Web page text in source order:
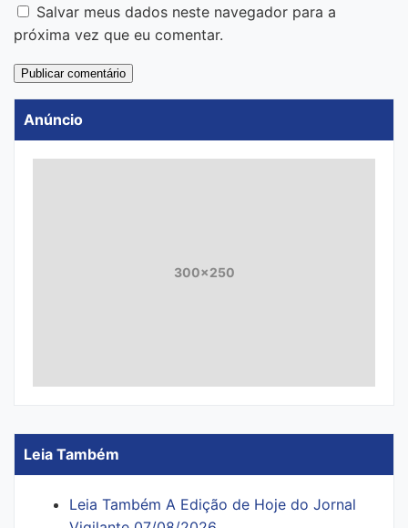
Salvar meus dados neste navegador para a
próxima vez que eu comentar.
Anúncio
300x250
Leia Também
Leia Também A Edição de Hoje do Jornal